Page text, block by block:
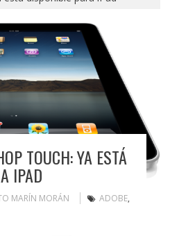
TOUCH: YA ESTÁ
IPAD
MARÍN MORÁN ADOBE,